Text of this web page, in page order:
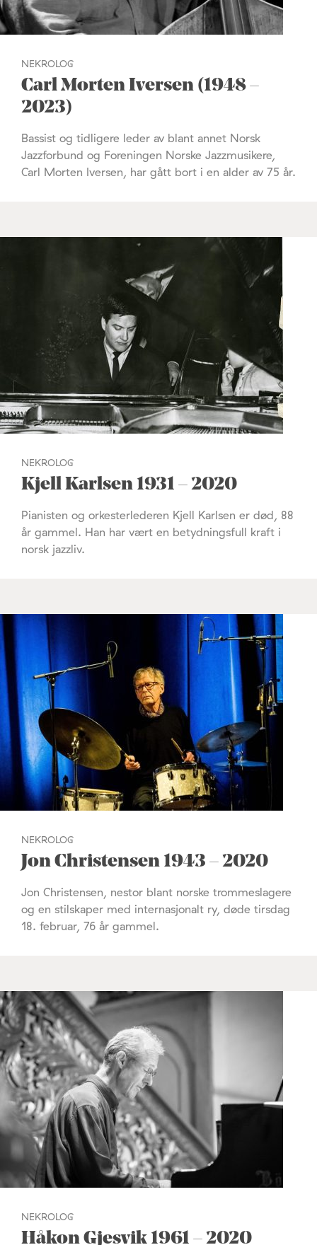
NEKROLOG
Carl Morten Iversen (1948 –
2023)
Bassist og tidligere leder av blant annet Norsk
Jazzforbund og Foreningen Norske Jazzmusikere,
Carl Morten Iversen, har gått bort i en alder av 75 år.
NEKROLOG
Kjell Karlsen 1931 – 2020
Pianisten og orkesterlederen Kjell Karlsen er død, 88
år gammel. Han har vært en betydningsfull kraft i
norsk jazzliv.
NEKROLOG
Jon Christensen 1943 – 2020
Jon Christensen, nestor blant norske trommeslagere
og en stilskaper med internasjonalt ry, døde tirsdag
18. februar, 76 år gammel.
NEKROLOG
Håkon Gjesvik 1961 – 2020